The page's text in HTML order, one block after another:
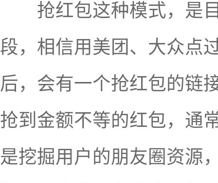
抢红包这种模式，是目
段，相信用美团、大众点
后，会有一个抢红包的链
抢到金额不等的红包，通
是挖掘用户的朋友圈资源